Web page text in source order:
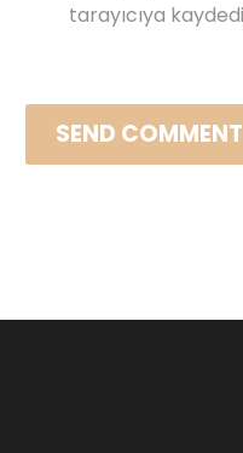
tarayıcıya
SEND COMMENT